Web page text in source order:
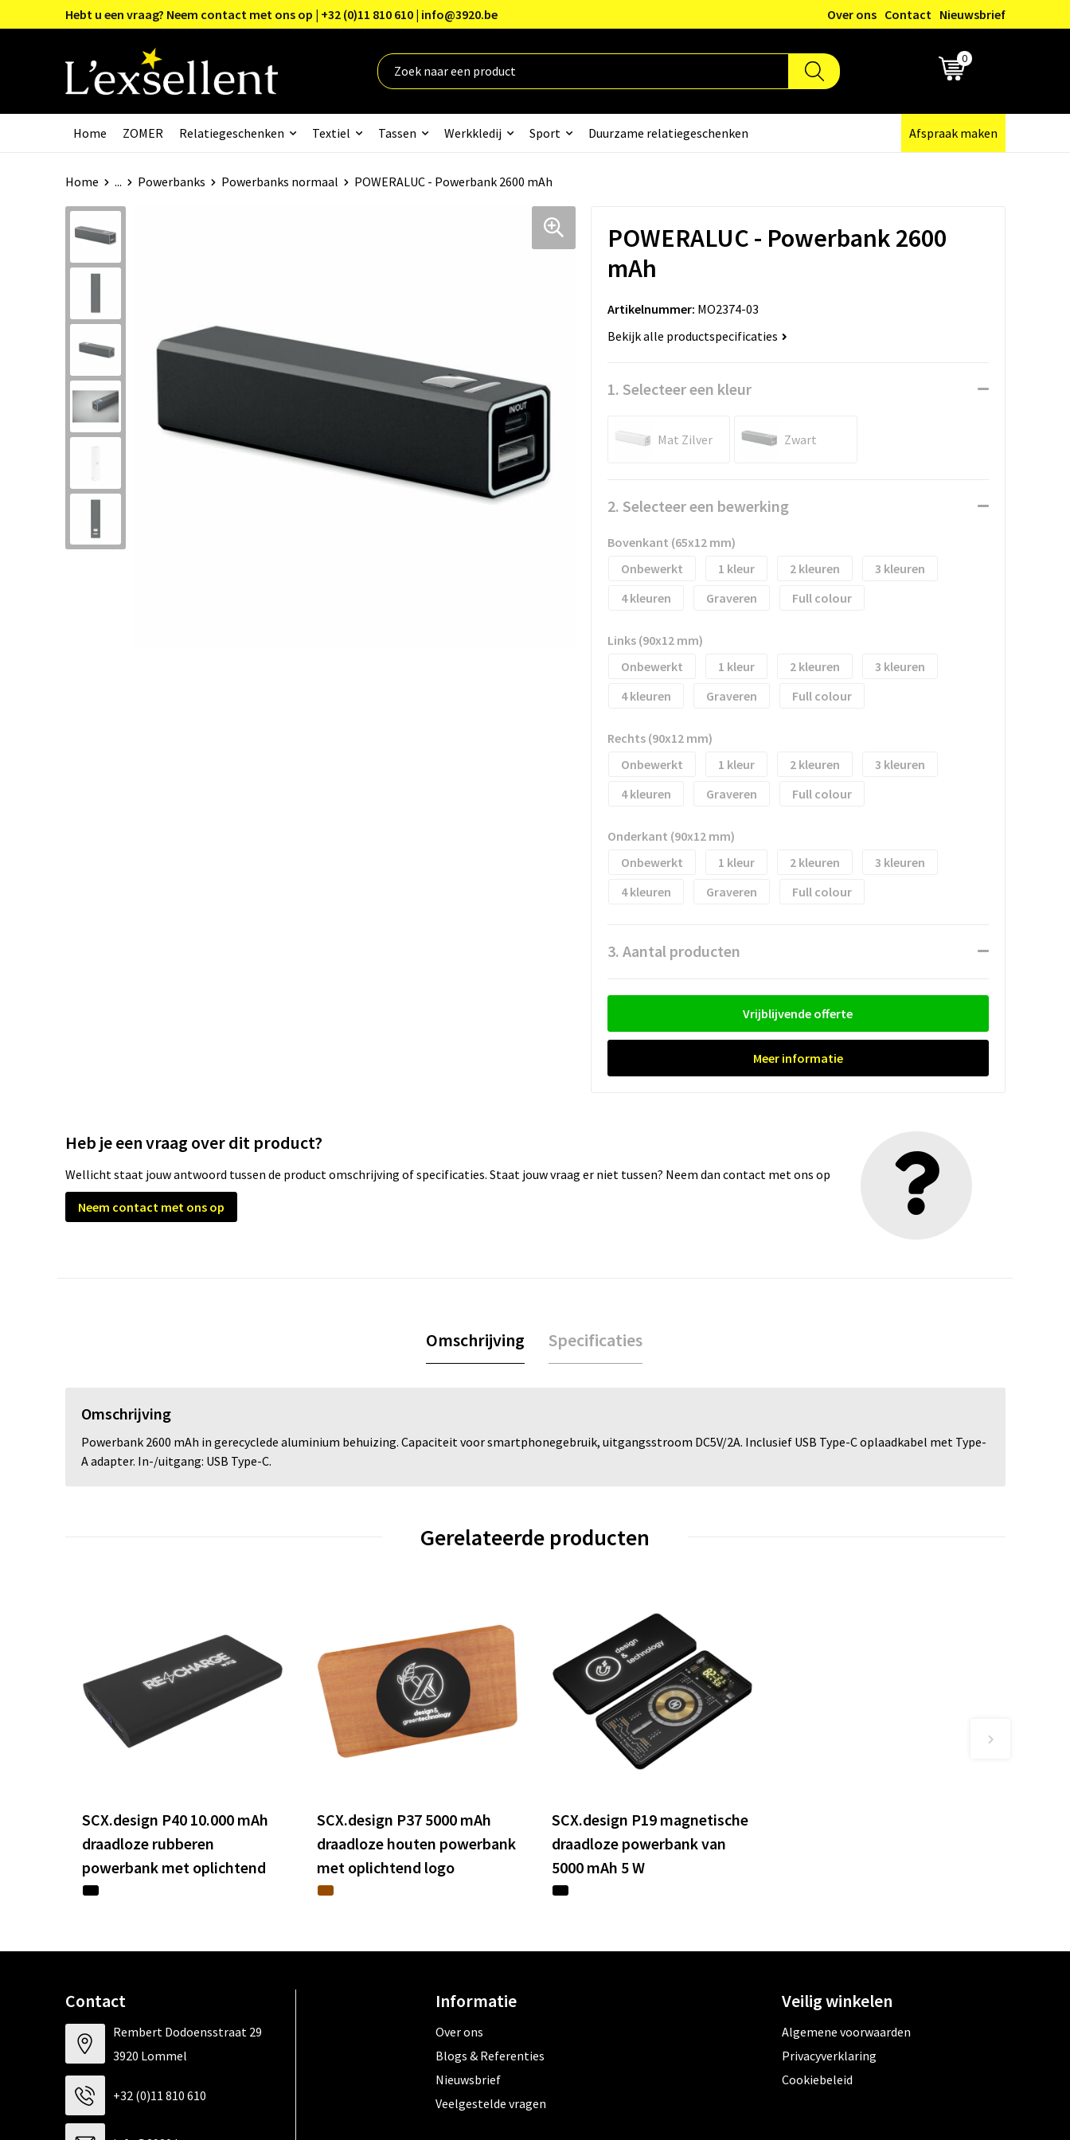
Hebt u een vraag? Neem contact met ons op | +32 (0)11 810 610 | info@3920.be Over ons Contact Nieuwsbrief
0
Home ZOMER Relatiegeschenken Textiel Tassen Werkkledij Sport Duurzame relatiegeschenken Afspraak maken
Home ... Powerbanks Powerbanks normaal POWERALUC - Powerbank 2600 mAh
POWERALUC - Powerbank 2600
mAh
Artikelnummer: MO2374-03
Bekijk alle productspecificaties
1. Selecteer een kleur
Mat Zilver Zwart
2. Selecteer een bewerking
Bovenkant (65x12 mm)
Onbewerkt
1 2
3
4
Graveren Full colour
Links (90x12 mm)
Onbewerkt
1 2
3
4
Graveren Full colour
Rechts (90x12 mm)
Onbewerkt
1 2
3
4
Graveren Full colour
Onderkant (90x12 mm)
Onbewerkt
1 2
3
4
Graveren Full colour
3. Aantal producten
Vrijblijvende offerte
Meer informatie
Heb je een vraag over dit product?
Wellicht staat jouw antwoord tussen de product omschrijving of specificaties. Staat jouw vraag er niet tussen? Neem dan contact met ons op
Neem contact met ons op
Omschrijving Specificaties
Omschrijving
Powerbank 2600 mAh in gerecyclede aluminium behuizing. Capaciteit voor smartphonegebruik, uitgangsstroom DC5V/2A. Inclusief USB Type-C oplaadkabel met Type-
A adapter. In-/uitgang: USB Type-C.
Gerelateerde producten
SCX.design P40 10.000 mAh
draadloze rubberen
powerbank met oplichtend
SCX.design P37 5000 mAh
draadloze houten powerbank
met oplichtend logo
SCX.design P19 magnetische
draadloze powerbank van
5000 mAh 5 W
Contact
Rembert Dodoensstraat 29
3920 Lommel
+32 (0)11 810 610
Informatie
Over ons
Blogs & Referenties
Nieuwsbrief
Veelgestelde vragen
Veilig winkelen
Algemene voorwaarden
Privacyverklaring
Cookiebeleid